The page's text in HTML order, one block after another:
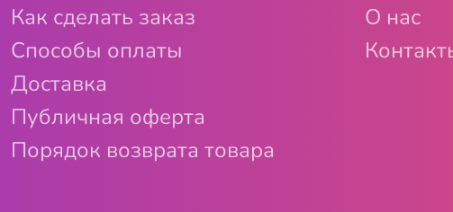
Как сделать заказ
Способы оплаты
Доставка
Публичная оферта
Порядок возврата товара
О нас